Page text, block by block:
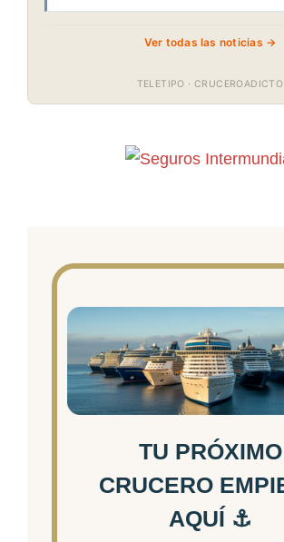
Ver todas las noticias →
TELETIPO · CRUCEROADICTO